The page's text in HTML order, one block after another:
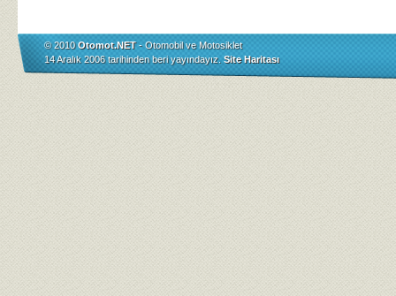
© 2010Otomot.NET- Otomobil ve Motosiklet
14 Aralık 2006 tarihinden beri yayındayız. Site Haritası